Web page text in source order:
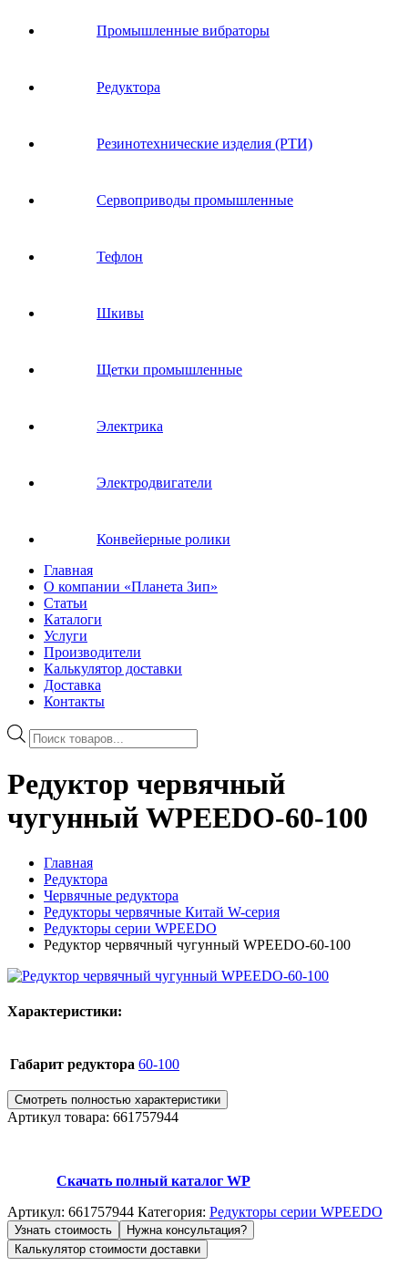
Промышленные вибраторы
Редуктора
Резинотехнические изделия (РТИ)
Сервоприводы промышленные
Тефлон
Шкивы
Щетки промышленные
Электрика
Электродвигатели
Конвейерные ролики
Главная
О компании «Планета Зип»
Статьи
Каталоги
Услуги
Производители
Калькулятор доставки
Доставка
Контакты
Поиск
товаров
Редуктор червячный
чугунный WPEEDO-60-100
Главная
Редуктора
Червячные редуктора
Редукторы червячные Китай W-серия
Редукторы серии WPEEDO
Редуктор червячный чугунный WPEEDO-60-100
Характеристики:
Габарит редуктора 60-100
Смотреть полностью характеристики
Артикул товара: 661757944
Скачать полный каталог WP
Артикул: 661757944 Категория: Редукторы серии WPEEDO
Узнать стоимость
Нужна консультация?
Калькулятор стоимости доставки